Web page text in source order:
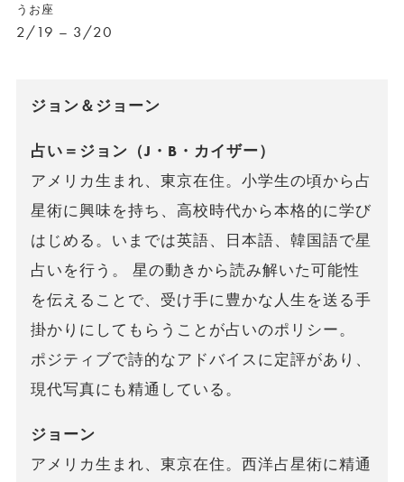
うお座
2/19 – 3/20
ジョン＆ジョーン
占い＝ジョン（J・B・カイザー）
アメリカ生まれ、東京在住。小学生の頃から占
星術に興味を持ち、高校時代から本格的に学び
はじめる。いまでは英語、日本語、韓国語で星
占いを行う。 星の動きから読み解いた可能性
を伝えることで、受け手に豊かな人生を送る手
掛かりにしてもらうことが占いのポリシー。
ポジティブで詩的なアドバイスに定評があり、
現代写真にも精通している。
ジョーン
アメリカ生まれ、東京在住。西洋占星術に精通